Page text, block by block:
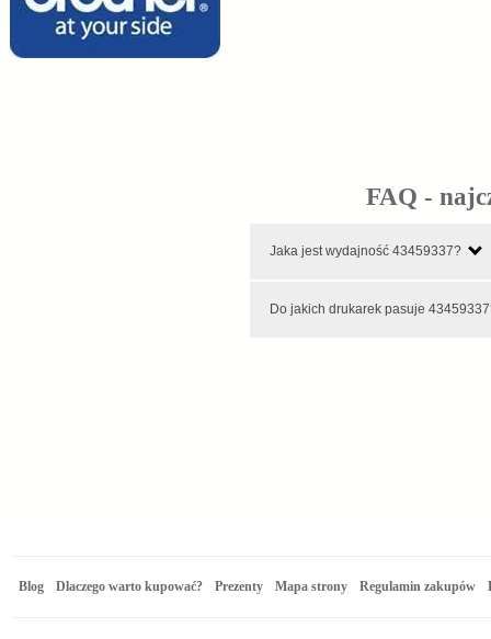
FAQ -
Jaka jest wydajność 43459337?
Do jakich drukarek pasuje
Blog Dlaczego warto kupować? Prezenty Mapa strony Regulamin zakupów